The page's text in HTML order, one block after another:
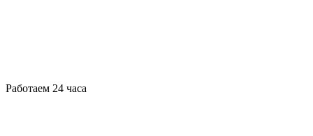
Работаем 24 часа